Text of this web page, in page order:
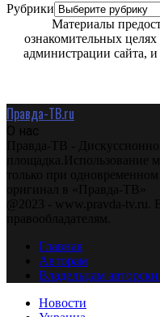
Рубрики
Материалы
ознакомительных
администрации сайта,
Правда-ТВ.ru
О нас
Правда-ТВ - Дискуссионно
площадка.Использование
только при
оригинал в «Правда-ТВ»
@2023 - www.pravda-tv.ru.
правообладателям.
Главная
Авторам
Владельцам
Новости